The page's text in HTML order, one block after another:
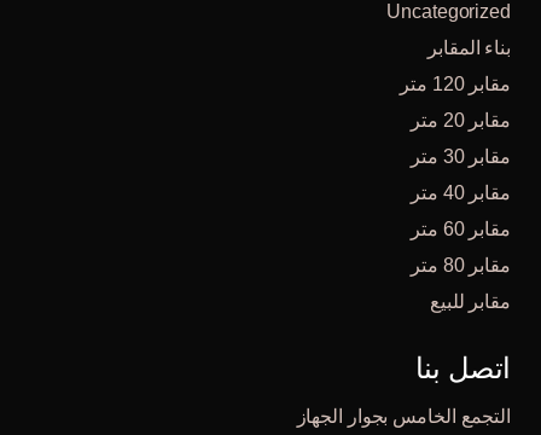
Uncategorized
بناء المقابر
مقابر 120 متر
مقابر 20 متر
مقابر 30 متر
مقابر 40 متر
مقابر 60 متر
مقابر 80 متر
مقابر للبيع
اتصل بنا
التجمع الخامس بجوار الجهاز